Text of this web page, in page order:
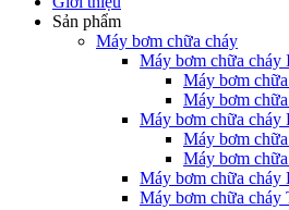
Sản phẩm
Máy bơm chữa cháy
Máy bơm chữa cháy
Máy bơm
Máy bơm
Máy bơm chữa cháy
Máy bơm
Máy bơm
Máy bơm chữa cháy
Máy bơm chữa cháy